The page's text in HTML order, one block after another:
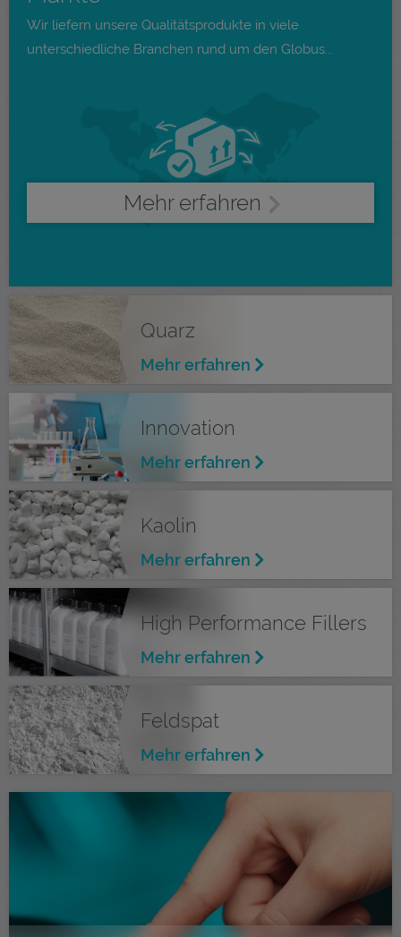
Wir liefern unsere Qualitätsprodukte in viele
unterschiedliche Branchen rund um den Globus...
Mehr erfahren
Quarz
Mehr erfahren
Innovation
Mehr erfahren
Kaolin
Mehr erfahren
High Performance Fillers
Mehr erfahren
Feldspat
Mehr erfahren